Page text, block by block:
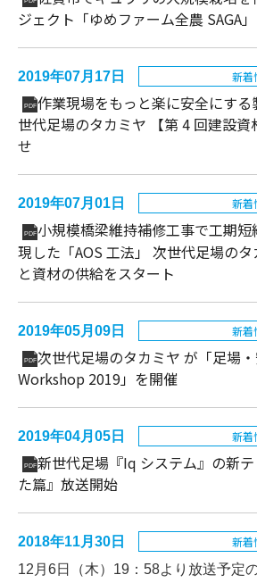
ジェクト「ゆめファーム全農 SAGA
2019年07月17日 新着
PDF作業現場をもっと楽に安全にす
世代足場のタカミヤ 【第 4 回建設資
せ
2019年07月01日 新着
PDF 小規模橋梁維持補修工事で工期
現した「AOS 工法」 次世代足場の
と資材の供給をスタート
2019年05月09日 新着
PDF次世代足場のタカミヤ が「足場
Workshop 2019」を開催
2019年04月05日 新着
PDF新世代⾜場『Iq システム』の新
た篇』放送開始
2018年11月30日
新着
12月6日（木）19：58より放送予定